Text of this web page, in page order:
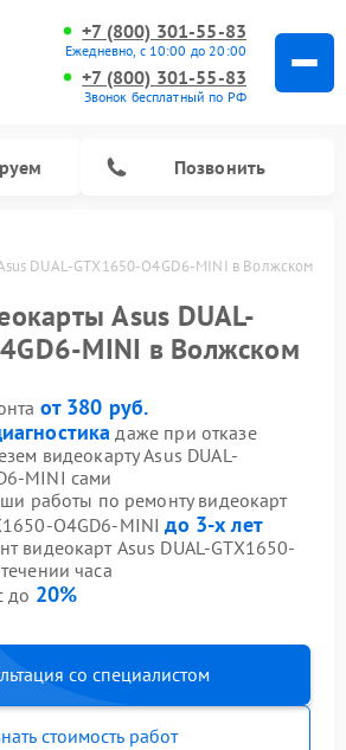
+7 (800) 301-55-83
Ежедневно, с 10:00 до 20:00
+7 (800) 301-55-83
Звонок бесплатный по РФ
Позвонить
DUAL-GTX1650-O4GD6-MINI в Волжском
Asus DUAL-
MINI в Волжском
от 380 руб.
даже при отказе
видеокарту Asus DUAL-
MINI сами
работы по ремонту видеокарт
O4GD6-MINIдо 3-х лет
видеокарт Asus DUAL-GTX1650-
часа
до 20%
со специалистом
стоимость работ